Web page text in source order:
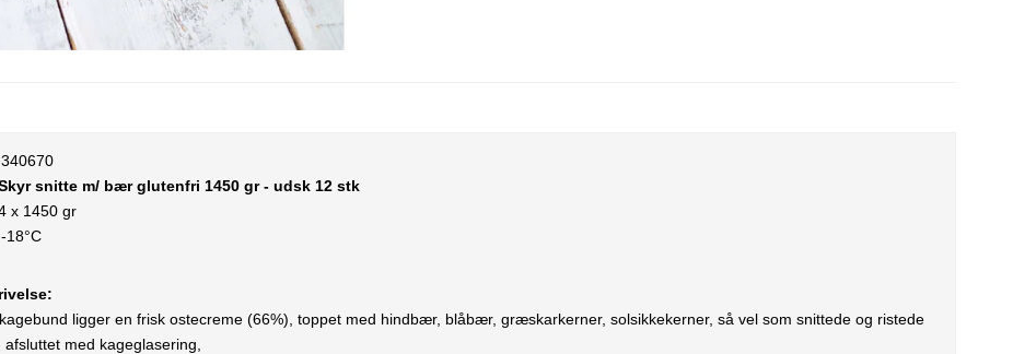
340670
snitte m/ bær glutenfri 1450 gr - udsk 12 stk
x 1450 gr
-18°C
ligger en frisk ostecreme (66%), toppet med hindbær, blåbær, græskarkerner, solsikkekerner, så vel som snittede og ristede
med kageglasering,